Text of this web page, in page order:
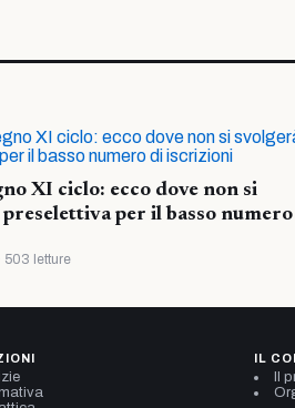
XI ciclo: ecco dove non si
preselettiva per il basso
503 letture
IL
Il